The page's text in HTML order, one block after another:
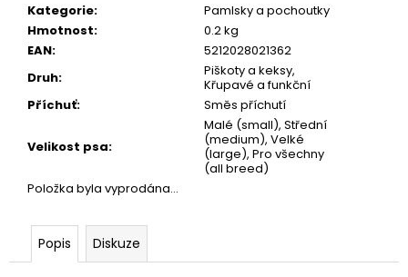
Kategorie:
Pamlsky a pochoutky
Hmotnost:
0.2 kg
EAN:
5212028021362
Druh:
Piškoty a keksy,
Křupavé a funkční
Příchuť: Směs příchutí
Velikost psa:
Malé (small), Střední
(medium), Velké
(large), Pro všechny
(all breed)
Položka byla vyprodána…
Popis Diskuze
CALIBRA
JOY
DOG
DUCK
TREAT
79